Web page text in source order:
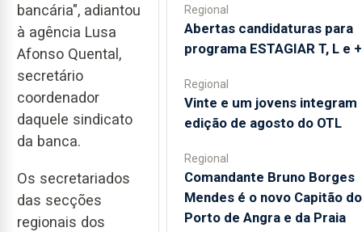
bancária", adiantou
à agência Lusa
Afonso Quental,
secretário
coordenador
daquele sindicato
da banca.
Os secretariados
das secções
regionais dos
Regional
Abertas candidaturas para
programa ESTAGIAR T, L e +
Regional
Vinte e um jovens integram
edição de agosto do OTL
Regional
Comandante Bruno Borges
Mendes é o novo Capitão do
Porto de Angra e da Praia